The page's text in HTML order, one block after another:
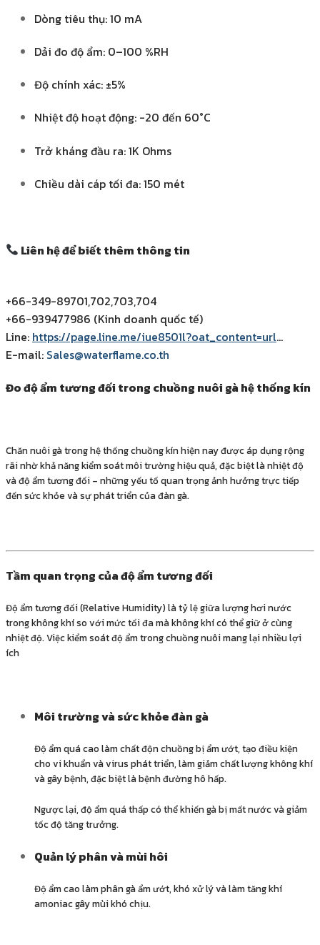
Dòng tiêu thụ: 10 mA
Dải đo độ ẩm: 0–100 %RH
Độ chính xác: ±5%
Nhiệt độ hoạt động: -20 đến 60°C
Trở kháng đầu ra: 1K Ohms
Chiều dài cáp tối đa: 150 mét
Liên hệ để biết thêm thông tin
+66-349-89701,702,703,704
+66-939477986 (Kinh doanh quốc tế)
Line: https://page.line.me/iue8501l?oat_content=url…
E-mail: Sales@waterflame.co.th
Đo độ ẩm tương đối trong chuồng nuôi gà hệ thống kín
Chăn nuôi gà trong hệ thống chuồng kín hiện nay được áp dụng rộng
rãi nhờ khả năng kiểm soát môi trường hiệu quả, đặc biệt là nhiệt độ
và độ ẩm tương đối – những yếu tố quan trọng ảnh hưởng trực tiếp
đến sức khỏe và sự phát triển của đàn gà.
Tầm quan trọng của độ ẩm tương đối
Độ ẩm tương đối (Relative Humidity) là tỷ lệ giữa lượng hơi nước
trong không khí so với mức tối đa mà không khí có thể giữ ở cùng
nhiệt độ. Việc kiểm soát độ ẩm trong chuồng nuôi mang lại nhiều lợi
ích
Môi trường và sức khỏe đàn gà
Độ ẩm quá cao làm chất độn chuồng bị ẩm ướt, tạo điều kiện
cho vi khuẩn và virus phát triển, làm giảm chất lượng không khí
và gây bệnh, đặc biệt là bệnh đường hô hấp.
Ngược lại, độ ẩm quá thấp có thể khiến gà bị mất nước và giảm
tốc độ tăng trưởng.
Quản lý phân và mùi hôi
Độ ẩm cao làm phân gà ẩm ướt, khó xử lý và làm tăng khí
amoniac gây mùi khó chịu.